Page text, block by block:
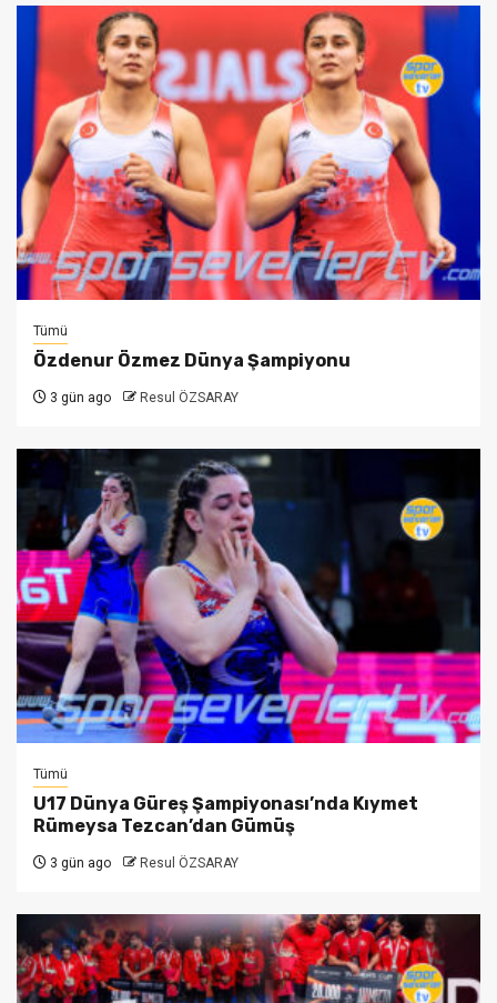
Tümü
Özdenur Özmez Dünya Şampiyonu
3 gün ago Resul ÖZSARAY
Tümü
U17 Dünya Güreş Şampiyonası’nda Kıymet
Rümeysa Tezcan’dan Gümüş
3 gün ago Resul ÖZSARAY